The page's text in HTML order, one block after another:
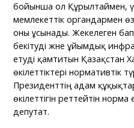
бойынша ол Құрылтаймен,
мемлекеттік органдармен
оны ұсынады. Жекелеген
бекітуді және ұйымдық
етуді қамтитын Қазақстан
өкілеттіктері нормативтік
Президенттің адам
өкілеттігін реттейтін норма
депутат.